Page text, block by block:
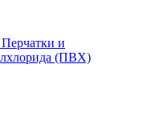
Перчатки и
(ПВХ)